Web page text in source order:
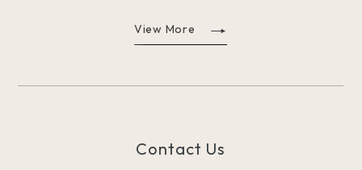
View More
Contact Us